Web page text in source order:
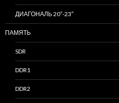
ДИАГОНАЛЬ 20″-23″
ПАМЯТЬ
SDR
DDR1
DDR2